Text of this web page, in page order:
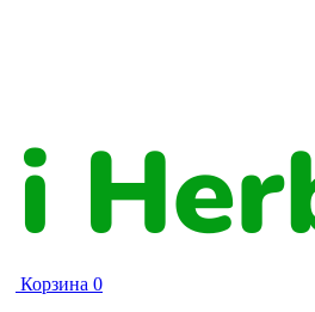
Корзина 0